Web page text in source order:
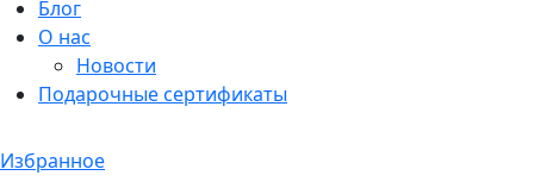
Блог
О нас
Новости
Подарочные сертификаты
Избранное